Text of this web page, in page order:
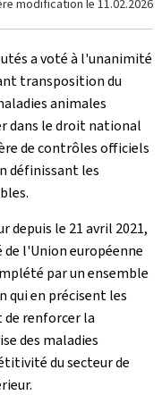
modification le 11.02.2026
a voté à l'unanimité
transposition du
animales
dans le droit national
de contrôles officiels
définissant les
depuis le 21 avril 2021,
l'Union européenne
par un ensemble
qui en précisent les
renforcer la
des maladies
du secteur de